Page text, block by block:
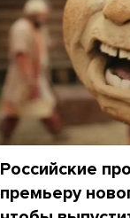
Российские
премьеру